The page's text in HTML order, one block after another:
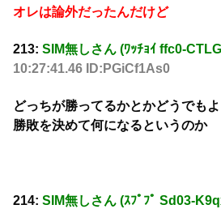
オレは論外だったんだけど
213: SIM無しさん (ﾜｯﾁｮｲ ffc0-
10:27:41.46 ID:PGiCf1As0
どっちが勝ってるかとかどうでも
勝敗を決めて何になるというのか
214: SIM無しさん (ｽﾌﾟﾌﾟ Sd03-